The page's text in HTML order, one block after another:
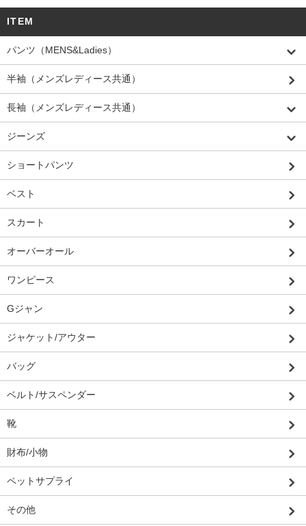
ITEM
パンツ（MENS&Ladies）
半袖（メンズレディース共通）
長袖（メンズレディース共通）
ジーンズ
ショートパンツ
ベスト
スカート
オーバーオール
ワンピース
Gジャン
ジャケット/アウター
バッグ
ベルト/サスペンダー
靴
財布/小物
ペットサプライ
その他